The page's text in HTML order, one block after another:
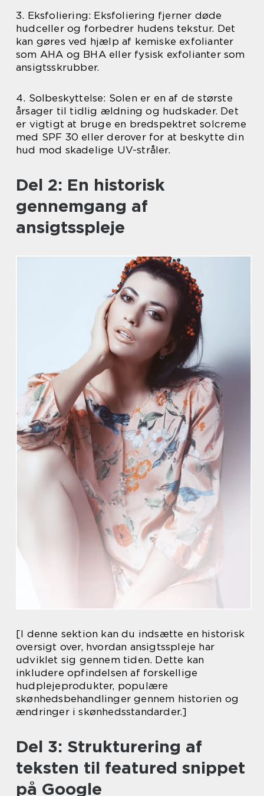
3. Eksfoliering: Eksfoliering fjerner døde
hudceller og forbedrer hudens tekstur. Det
kan gøres ved hjælp af kemiske exfolianter
som AHA og BHA eller fysisk exfolianter som
ansigtsskrubber.
4. Solbeskyttelse: Solen er en af de største
årsager til tidlig ældning og hudskader. Det
er vigtigt at bruge en bredspektret solcreme
med SPF 30 eller derover for at beskytte din
hud mod skadelige UV-stråler.
Del 2: En historisk
gennemgang af
ansigtsspleje
[I denne sektion kan du indsætte en historisk
oversigt over, hvordan ansigtsspleje har
udviklet sig gennem tiden. Dette kan
inkludere opfindelsen af forskellige
hudplejeprodukter, populære
skønhedsbehandlinger gennem historien og
ændringer i skønhedsstandarder.]
Del 3: Strukturering af
teksten til featured snippet
på Google